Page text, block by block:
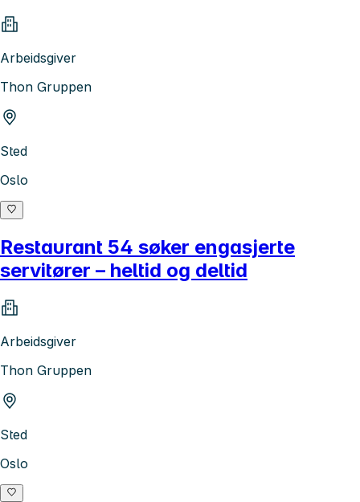
Arbeidsgiver
Thon Gruppen
Sted
Oslo
Restaurant 54 søker engasjerte
servitører – heltid og deltid
Arbeidsgiver
Thon Gruppen
Sted
Oslo